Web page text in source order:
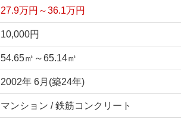
27.9万円～36.1万円
10,000円
54.65㎡～65.14㎡
2002年 6月(築24年)
マンション / 鉄筋コンクリート